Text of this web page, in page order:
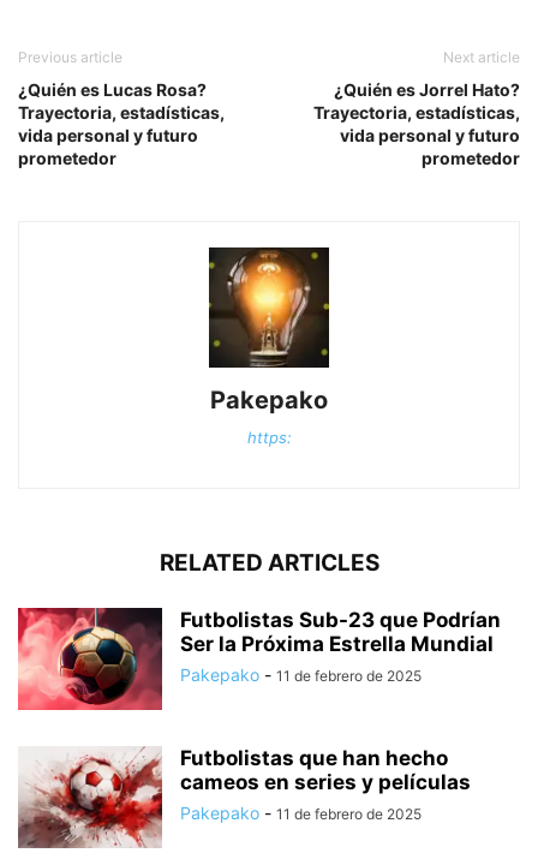
Previous article
¿Quién es Lucas Rosa?
Trayectoria, estadísticas,
vida personal y futuro
prometedor
Next article
¿Quién es Jorrel Hato?
Trayectoria, estadísticas,
vida personal y futuro
prometedor
Pakepako
https:
RELATED ARTICLES
Futbolistas Sub-23 que Podrían
Ser la Próxima Estrella Mundial
Pakepako - 11 de febrero de 2025
Futbolistas que han hecho
cameos en series y películas
Pakepako - 11 de febrero de 2025